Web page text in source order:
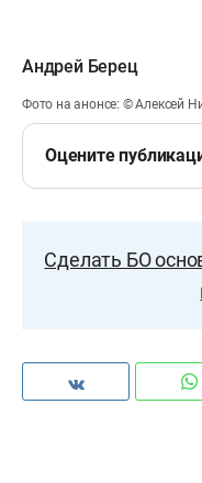
Андрей Берец
Фото на анонсе: © Алексей
Оцените
Сделать БО